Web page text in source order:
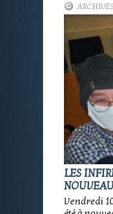
ARCHIVES
LES
Vendredi